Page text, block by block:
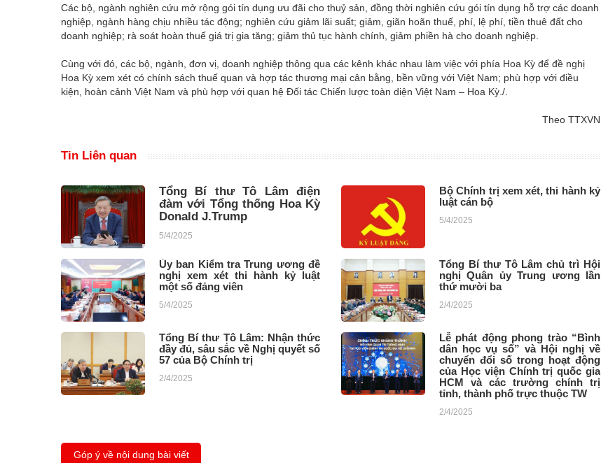
Các bộ, ngành nghiên cứu mở rộng gói tín dụng ưu đãi cho thuỷ sản, đồng thời nghiên cứu gói tín dụng hỗ trợ các doanh
nghiệp, ngành hàng chịu nhiều tác động; nghiên cứu giảm lãi suất; giảm, giãn hoãn thuế, phí, lệ phí, tiền thuê đất cho
doanh nghiệp; rà soát hoàn thuế giá trị gia tăng; giảm thủ tục hành chính, giảm phiền hà cho doanh nghiệp.
Cùng với đó, các bộ, ngành, đơn vị, doanh nghiệp thông qua các kênh khác nhau làm việc với phía Hoa Kỳ để đề nghị
Hoa Kỳ xem xét có chính sách thuế quan và hợp tác thương mại cân bằng, bền vững với Việt Nam; phù hợp với điều
kiện, hoàn cảnh Việt Nam và phù hợp với quan hệ Đối tác Chiến lược toàn diện Việt Nam – Hoa Kỳ./.
Theo TTXVN
Tin Liên quan
Tổng Bí thư Tô Lâm điện
đàm với Tổng thống Hoa Kỳ
Donald J.Trump
5/4/2025
Bộ Chính trị xem xét, thi hành kỷ
luật cán bộ
5/4/2025
Ủy ban Kiểm tra Trung ương đề
nghị xem xét thi hành kỷ luật
một số đảng viên
5/4/2025
Tổng Bí thư Tô Lâm chủ trì Hội
nghị Quân ủy Trung ương lần
thứ mười ba
2/4/2025
Tổng Bí thư Tô Lâm: Nhận thức
đầy đủ, sâu sắc về Nghị quyết số
57 của Bộ Chính trị
2/4/2025
Lễ phát động phong trào “Bình
dân học vụ số” và Hội nghị về
chuyển đổi số trong hoạt động
của Học viện Chính trị quốc gia
HCM và các trường chính trị
tỉnh, thành phố trực thuộc TW
2/4/2025
Góp ý về nội dung bài viết